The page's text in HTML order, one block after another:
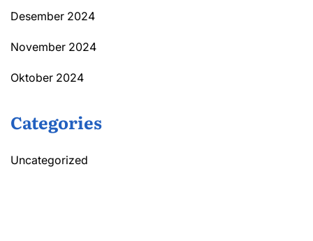
Desember 2024
November 2024
Oktober 2024
Categories
Uncategorized